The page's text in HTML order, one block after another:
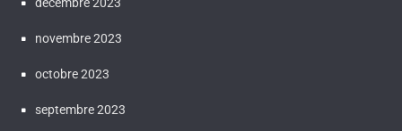
novembre 2023
octobre 2023
septembre 2023